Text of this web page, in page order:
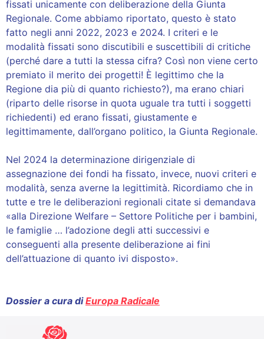
fissati unicamente con deliberazione della Giunta
Regionale. Come abbiamo riportato, questo è stato
fatto negli anni 2022, 2023 e 2024. I criteri e le
modalità fissati sono discutibili e suscettibili di critiche
(perché dare a tutti la stessa cifra? Così non viene certo
premiato il merito dei progetti! È legittimo che la
Regione dia più di quanto richiesto?), ma erano chiari
(riparto delle risorse in quota uguale tra tutti i soggetti
richiedenti) ed erano fissati, giustamente e
legittimamente, dall’organo politico, la Giunta Regionale.
Nel 2024 la determinazione dirigenziale di
assegnazione dei fondi ha fissato, invece, nuovi criteri e
modalità, senza averne la legittimità. Ricordiamo che in
tutte e tre le deliberazioni regionali citate si demandava
«alla Direzione Welfare – Settore Politiche per i bambini,
le famiglie … l’adozione degli atti successivi e
conseguenti alla presente deliberazione ai fini
dell’attuazione di quanto ivi disposto».
Dossier a cura diEuropa Radicale